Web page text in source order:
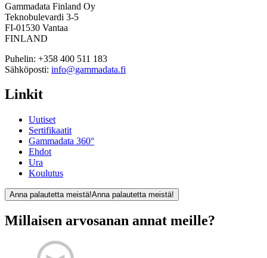
Gammadata Finland Oy
Teknobulevardi 3-5
FI-01530 Vantaa
FINLAND
Puhelin: +358 400 511 183
Sähköposti: info@gammadata.fi
Linkit
Uutiset
Sertifikaatit
Gammadata 360°
Ehdot
Ura
Koulutus
Anna palautetta meistä!Anna palautetta meistä!
Millaisen arvosanan annat meille?